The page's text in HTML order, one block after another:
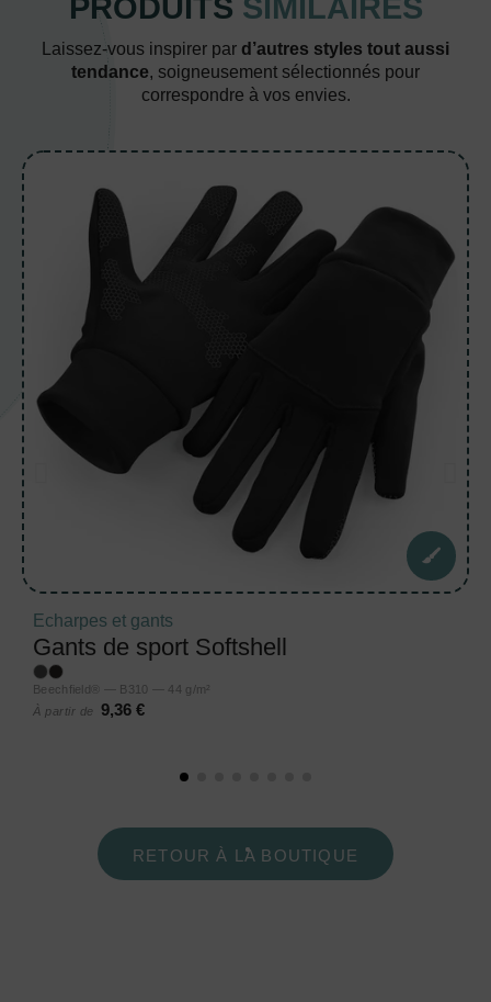
PRODUITS SIMILAIRES
Laissez-vous inspirer par d’autres styles tout aussi
tendance, soigneusement sélectionnés pour
correspondre à vos envies.
Echarpes et gants
Gants de sport Softshell
Beechfield® — B310 — 44 g/m²
À partir de
9,36 €
RETOUR À LA BOUTIQUE